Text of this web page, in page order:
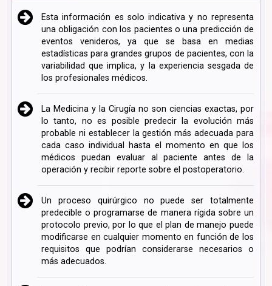
Esta información es solo indicativa y no representa
una obligación con los pacientes o una predicción de
eventos venideros, ya que se basa en medias
estadísticas para grandes grupos de pacientes, con la
variabilidad que implica, y la experiencia sesgada de
los profesionales médicos.
La Medicina y la Cirugía no son ciencias exactas, por
lo tanto, no es posible predecir la evolución más
probable ni establecer la gestión más adecuada para
cada caso individual hasta el momento en que los
médicos puedan evaluar al paciente antes de la
operación y recibir reporte sobre el postoperatorio.
Un proceso quirúrgico no puede ser totalmente
predecible o programarse de manera rígida sobre un
protocolo previo, por lo que el plan de manejo puede
modificarse en cualquier momento en función de los
requisitos que podrían considerarse necesarios o
más adecuados.